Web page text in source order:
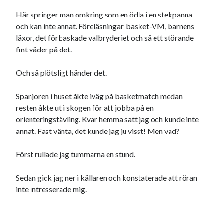
22 23 24 25 26 27 28
29 30
« aug okt »
Kategorier
Här springer man omkring som en ödla i en stekpanna
och kan inte annat. Föreläsningar, basket-VM, barnens
läxor, det förbaskade valbryderiet och så ett störande
fint väder på det.
Och så plötsligt händer det.
Spanjoren i huset åkte iväg på basketmatch medan
resten åkte ut i skogen för att jobba på en
orienteringstävling. Kvar hemma satt jag och kunde inte
annat. Fast vänta, det kunde jag ju visst! Men vad?
Först rullade jag tummarna en stund.
Sedan gick jag ner i källaren och konstaterade att röran
inte intresserade mig.